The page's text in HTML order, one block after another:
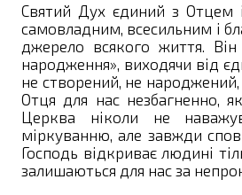
Святий Дух єдиний з Отцем
самовладним, всесильним і
джерело всякого життя.
народження», виходячи від
не створений, не
Отця для нас незбагненно,
Церква ніколи не
міркуванню, але завжди
Господь відкриває людині
залишаються для нас за